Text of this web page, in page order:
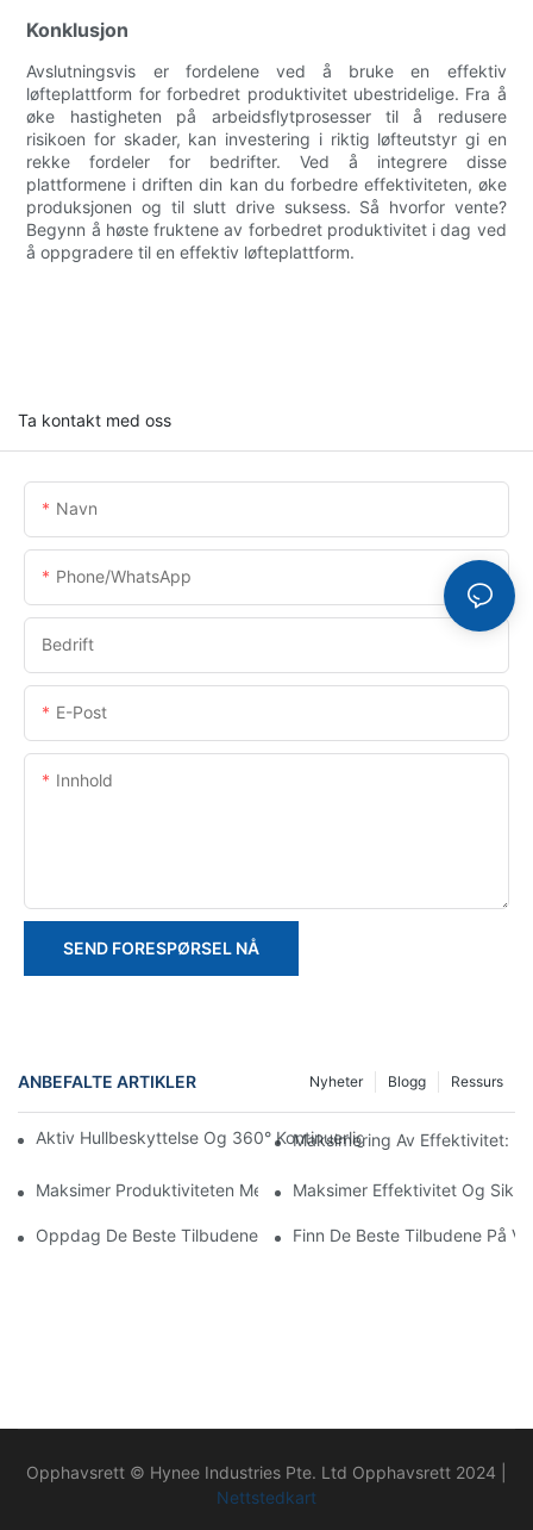
Konklusjon
Avslutningsvis er fordelene ved å bruke en effektiv
løfteplattform for forbedret produktivitet ubestridelige. Fra å
øke hastigheten på arbeidsflytprosesser til å redusere
risikoen for skader, kan investering i riktig løfteutstyr gi en
rekke fordeler for bedrifter. Ved å integrere disse
plattformene i driften din kan du forbedre effektiviteten, øke
produksjonen og til slutt drive suksess. Så hvorfor vente?
Begynn å høste fruktene av forbedret produktivitet i dag ved
å oppgradere til en effektiv løfteplattform.
Ta kontakt med oss
Navn
Phone/whatsApp
Bedrift
E-Post
Innhold
SEND FORESPØRSEL NÅ
ANBEFALTE ARTIKLER Ressurs
Blogg
Nyheter
Aktiv Hullbeskyttelse Og 360° Kontinuerlig Rotasjon:
Maksimering Av Effektivitet:
Maksimer Produktiviteten Med En Effektiv Løfteplattform
Maksimer Effektivitet Og
Oppdag De Beste Tilbudene På Doble Master Vertikale Lifter
Finn De Beste Tilbudene På
Opphavsrett © Hynee Industries Pte. Ltd Opphavsrett 2024 |
Nettstedkart